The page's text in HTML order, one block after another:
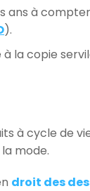
ans à
).
la copie
à cycle de
mode.
droit des